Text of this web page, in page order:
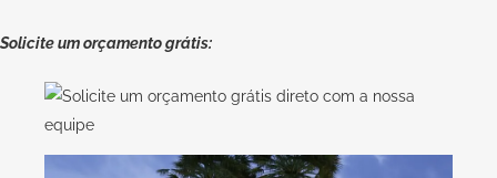
Solicite um orçamento grátis: